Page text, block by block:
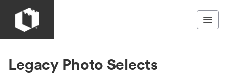
Legacy Photo Selects